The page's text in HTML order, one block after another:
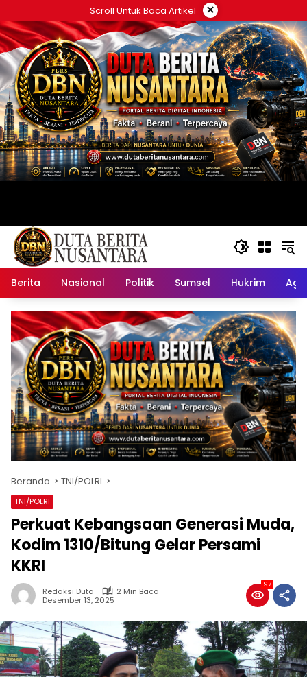
ke
konten
Scroll Untuk Baca Artikel ×
Berita Nasional Politik Sumsel Hukrim
Beranda TNI/POLRI
TNI/POLRI
Perkuat Kebangsaan Generasi Muda,
Kodim 1310/Bitung Gelar Persami
KKRI
Redaksi Duta
2 Min Baca
Desember 13, 2025
97